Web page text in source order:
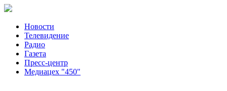
Новости
Телевидение
Радио
Газета
Пресс-центр
Медиацех "450"